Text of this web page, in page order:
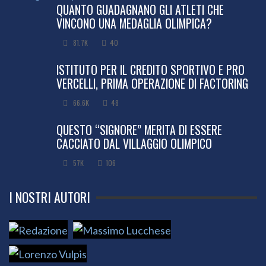
QUANTO GUADAGNANO GLI ATLETI CHE
VINCONO UNA MEDAGLIA OLIMPICA?
81.7K 40
ISTITUTO PER IL CREDITO SPORTIVO E PRO
VERCELLI, PRIMA OPERAZIONE DI FACTORING
66.6K 48
QUESTO “SIGNORE” MERITA DI ESSERE
CACCIATO DAL VILLAGGIO OLIMPICO
57K 106
I NOSTRI AUTORI